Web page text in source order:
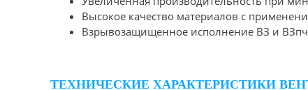
Высокое качество материалов с
Взрывозащищенное исполнение ВЗ и
ТЕХНИЧЕСКИЕ ХАРАКТЕРИСТИКИ